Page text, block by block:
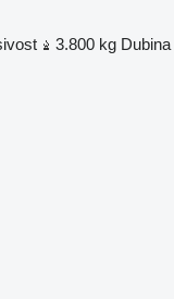
3.800 kg Dubina